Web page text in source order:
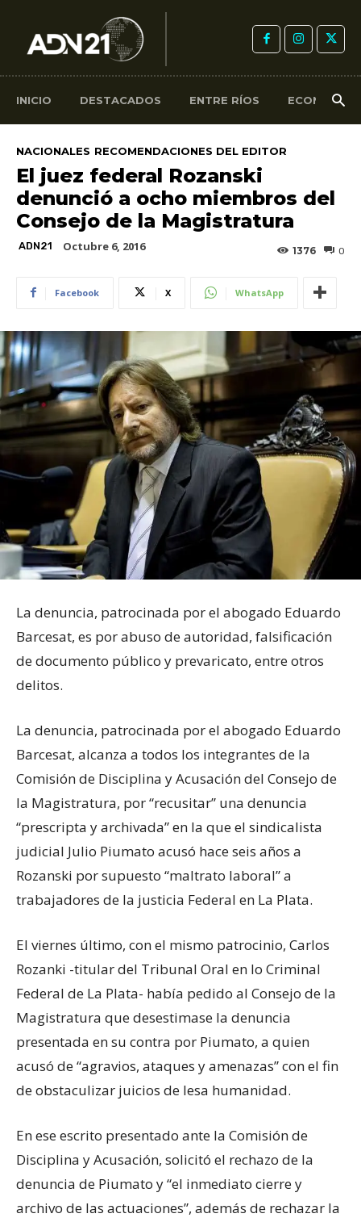
INICIO DESTACADOS ENTRE RÍOS ECONOMÍA
NACIONALES RECOMENDACIONES DEL EDITOR
El juez federal Rozanski
denunció a ocho miembros del
Consejo de la Magistratura
ADN21 Octubre 6, 2016 0
1376
Facebook X WhatsApp
La denuncia, patrocinada por el abogado Eduardo
Barcesat, es por abuso de autoridad, falsificación
de documento público y prevaricato, entre otros
delitos.
La denuncia, patrocinada por el abogado Eduardo
Barcesat, alcanza a todos los integrantes de la
Comisión de Disciplina y Acusación del Consejo de
la Magistratura, por “recusitar” una denuncia
“prescripta y archivada” en la que el sindicalista
judicial Julio Piumato acusó hace seis años a
Rozanski por supuesto “maltrato laboral” a
trabajadores de la justicia Federal en La Plata.
El viernes último, con el mismo patrocinio, Carlos
Rozanki -titular del Tribunal Oral en lo Criminal
Federal de La Plata- había pedido al Consejo de la
Magistratura que desestimase la denuncia
presentada en su contra por Piumato, a quien
acusó de “agravios, ataques y amenazas” con el fin
de obstaculizar juicios de lesa humanidad.
En ese escrito presentado ante la Comisión de
Disciplina y Acusación, solicitó el rechazo de la
denuncia de Piumato y “el inmediato cierre y
archivo de las actuaciones”, además de rechazar la